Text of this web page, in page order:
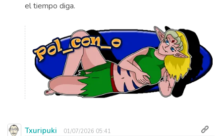
el tiempo diga.
Txuripuki 01/07/2026 05:41